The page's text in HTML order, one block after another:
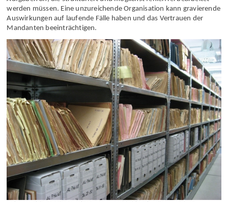
täglich zahlreiche administrative, rechtliche und kommunikative
Aufgaben an, die strukturiert und möglichst fehlerfrei bearbeitet
werden müssen. Eine unzureichende Organisation kann gravierende
Mandanten beeinträchtigen.